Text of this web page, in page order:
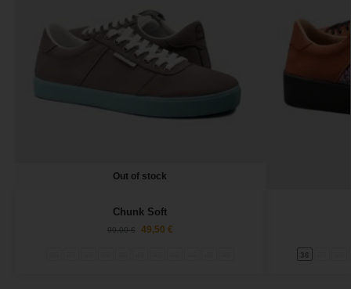
Out of stock
Chunk Soft
99,00€ 49,50 €
36